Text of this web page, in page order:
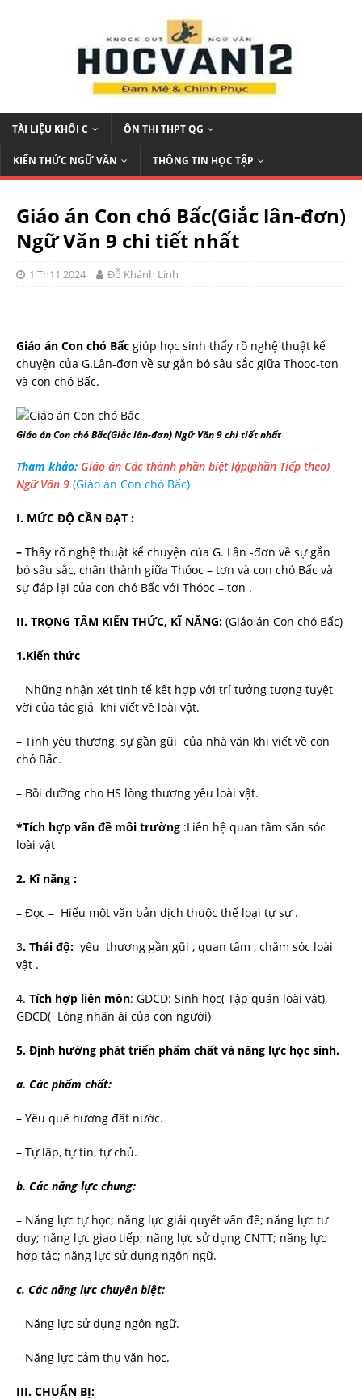
TÀI LIỆU KHỐI C ÔN THI THPT QG
KIẾN THỨC NGỮ VĂN THÔNG TIN HỌC TẬP
Giáo án Con chó Bấc(Giắc lân-đơn)
Ngữ Văn 9 chi tiết nhất
1 Th11 2024 Đỗ Khánh Linh
Giáo án Con chó Bấc giúp học sinh thấy rõ nghệ thuật kể
chuyện của G.Lân-đơn về sự gắn bó sâu sắc giữa Thooc-tơn
và con chó Bấc.
Giáo án Con chó Bấc(Giắc lân-đơn) Ngữ Văn 9 chi tiết nhất
Tham khảo: Giáo án Các thành phần biệt lập(phần Tiếp theo)
Ngữ Văn 9 (Giáo án Con chó Bấc)
I. MỨC ĐỘ CẦN ĐẠT :
– Thấy rõ nghệ thuật kể chuyện của G. Lân -đơn về sự gắn
bó sâu sắc, chân thành giữa Thóoc – tơn và con chó Bấc và
sự đáp lại của con chó Bấc với Thóoc – tơn .
II. TRỌNG TÂM KIẾN THỨC, KĨ NĂNG: (Giáo án Con chó Bấc)
1.Kiến thức
– Những nhận xét tinh tế kết hợp với trí tưởng tượng tuyệt
vời của tác giả khi viết về loài vật.
– Tình yêu thương, sự gần gũi của nhà văn khi viết về con
chó Bấc.
– Bồi dưỡng cho HS lòng thương yêu loài vật.
*Tích hợp vấn đề môi trường :Liên hệ quan tâm săn sóc
loài vật
2. Kĩ năng :
– Đọc – Hiểu một văn bản dịch thuộc thể loại tự sự .
3. Thái độ: yêu thương gần gũi , quan tâm , chăm sóc loài
vật .
4. Tích hợp liên môn: GDCD: Sinh học( Tập quán loài vật),
GDCD( Lòng nhân ái của con người)
5. Định hướng phát triển phẩm chất và năng lực học sinh.
a. Các phẩm chất:
– Yêu quê hương đất nước.
– Tự lập, tự tin, tự chủ.
b. Các năng lực chung:
– Năng lực tự học; năng lực giải quyết vấn đề; năng lực tư
duy; năng lực giao tiếp; năng lực sử dụng CNTT; năng lực
hợp tác; năng lực sử dụng ngôn ngữ.
c. Các năng lực chuyên biệt:
– Năng lực sử dụng ngôn ngữ.
– Năng lực cảm thụ văn học.
III. CHUẨN BỊ: